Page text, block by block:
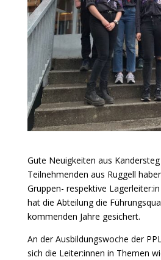
Gute Neuigkeiten aus
Teilnehmenden aus Ruggell
Gruppen- respektive
hat die Abteilung die
kommenden Jahre gesichert.
An der Ausbildungswoche der
sich die Leiter:innen in Themen